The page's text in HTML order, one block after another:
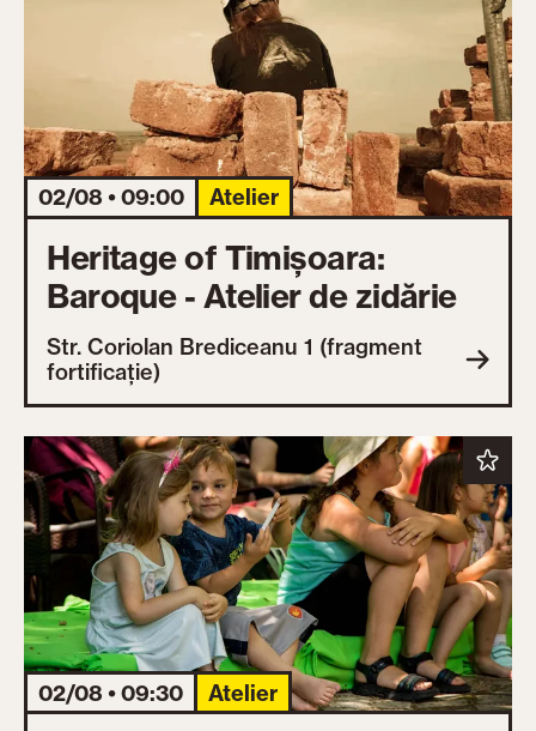
02/08 • 09:00 Atelier
Heritage of Timișoara:
Baroque - Atelier de zidărie
Str. Coriolan Brediceanu 1 (fragment
fortificație)
02/08 • 09:30 Atelier